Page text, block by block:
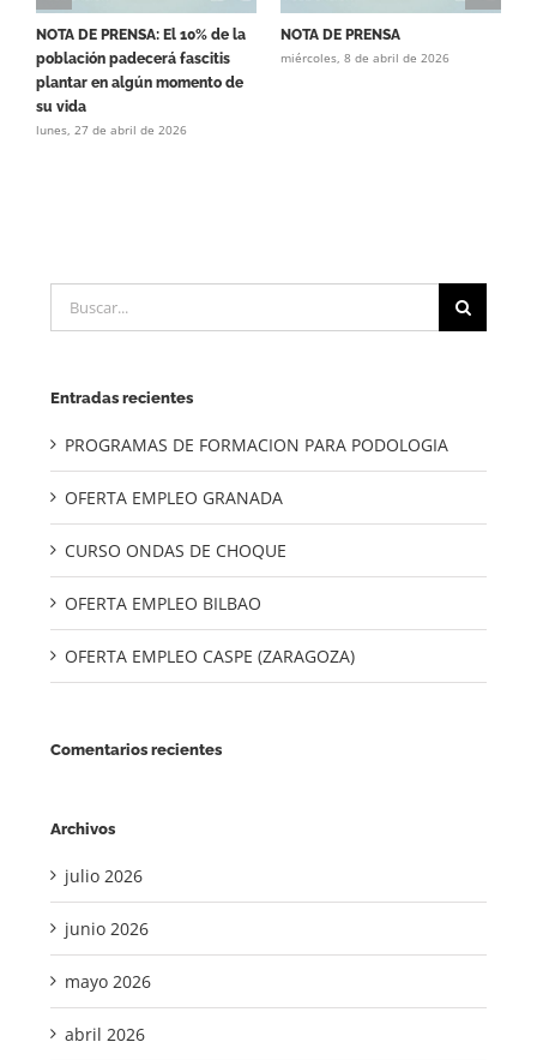
NOTA DE PRENSA: El 10% de la
población padecerá fascitis
plantar en algún momento de
su vida
lunes, 27 de abril de 2026
NOTA DE PRENSA
miércoles, 8 de abril de 2026
Entradas recientes
PROGRAMAS DE FORMACION PARA PODOLOGIA
OFERTA EMPLEO GRANADA
CURSO ONDAS DE CHOQUE
OFERTA EMPLEO BILBAO
OFERTA EMPLEO CASPE (ZARAGOZA)
Comentarios recientes
Archivos
julio 2026
junio 2026
mayo 2026
abril 2026